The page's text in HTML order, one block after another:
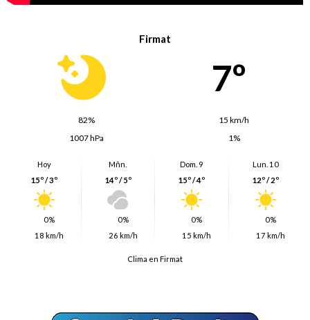
Firmat
7º
82%
15 km/h
1007 hPa
1%
Hoy
15º / 3º
0%
18 km/h
Mñn.
14º / 5º
0%
26 km/h
Dom. 9
15º / 4º
0%
15 km/h
Lun. 10
12º / 2º
0%
17 km/h
Clima en Firmat